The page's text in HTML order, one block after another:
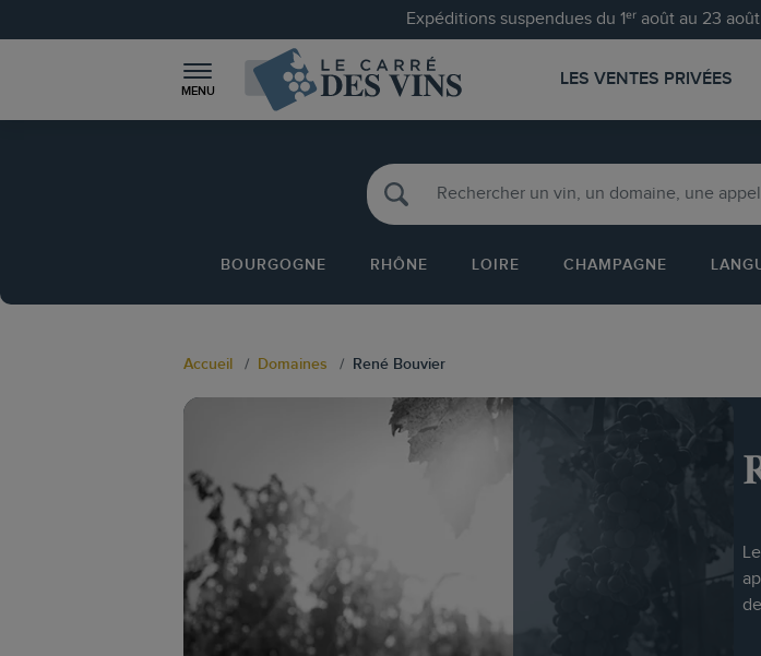
Expéditions suspendues du 1ᵉʳ août au 23
MENU
LES VENTES PRIVÉES
BOURGOGNE RHÔNE LOIRE CHAMPAGNE
Accueil Domaines René Bouvier